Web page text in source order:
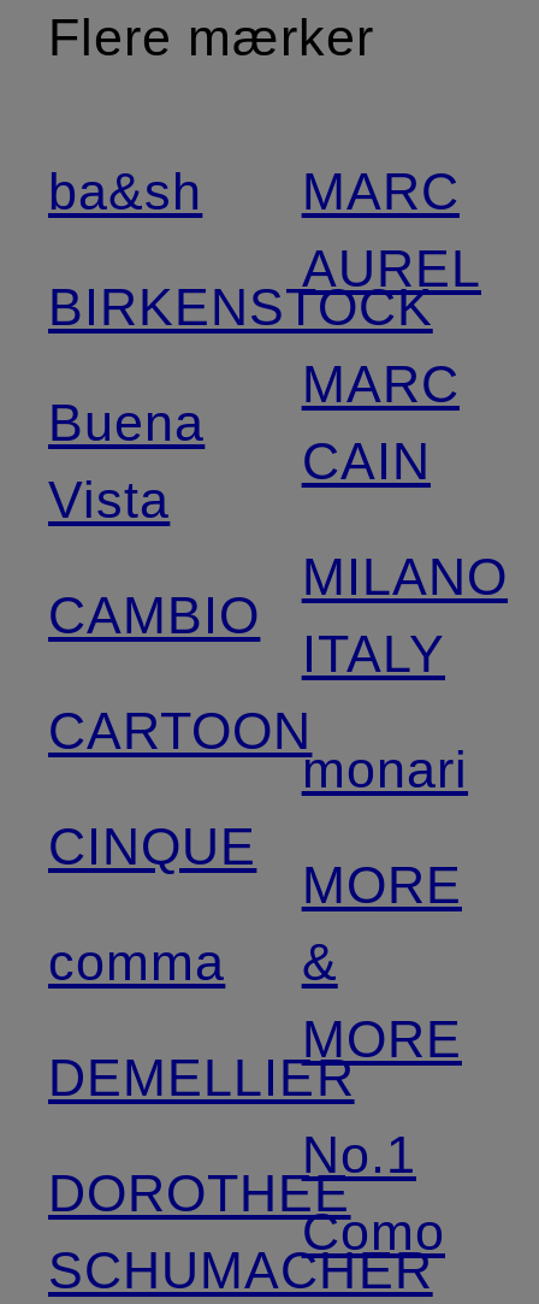
Flere mærker
ba&sh
BIRKENSTOCK
Buena
Vista
CAMBIO
CARTOON
CINQUE
comma
DEMELLIER
DOROTHEE
SCHUMACHER
MARC
AUREL
MARC
CAIN
MILANO
ITALY
monari
MORE
&
MORE
No.1
Como